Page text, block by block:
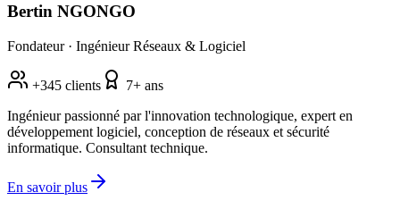
Bertin NGONGO
Fondateur · Ingénieur Réseaux & Logiciel
+345 clients
7+ ans
Ingénieur passionné par l'innovation technologique, expert en
développement logiciel, conception de réseaux et sécurité
informatique. Consultant technique.
En savoir plus